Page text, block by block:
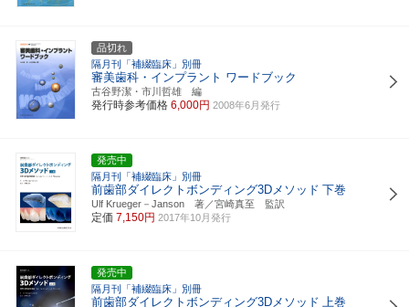
品切れ
隔月刊「補綴臨床」別冊
審美歯科・インプラント ワードブック
古谷野潔・市川哲雄 編
発行時参考価格 6,000円 2008年6月発行
発売中
隔月刊「補綴臨床」別冊
前歯部ダイレクトボンディング3Dメソッド 下巻
Ulf Krueger－Janson 著／宮崎真至 監訳
定価 7,150円 2017年10月発行
発売中
隔月刊「補綴臨床」別冊
前歯部ダイレクトボンディング3Dメソッド 上巻